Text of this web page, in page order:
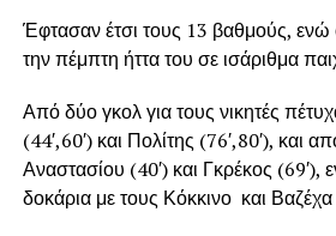
Έφτασαν έτσι τους 13 βαθμούς, ενώ
την πέμπτη ήττα του σε ισάριθμα
Από δύο γκολ για τους νικητές
(44′,60′) και Πολίτης (76′,80′), και
Αναστασίου (40′) και Γκρέκος (69′),
δοκάρια με τους Κόκκινο και Βαζέχα